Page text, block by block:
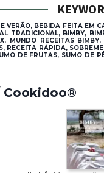
VERÃO, BEBIDA FEITA EM
TRADICIONAL, BIMBY,
MUNDO RECEITAS
RECEITA RÁPIDA,
DE FRUTAS, SUMO DE
Cookidoo®